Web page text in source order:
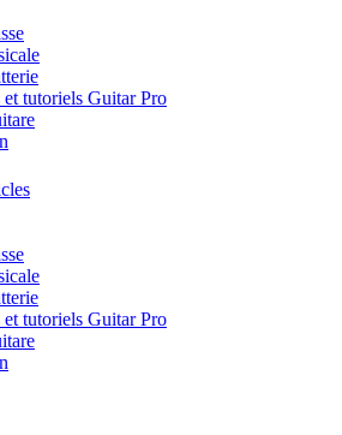
et tutoriels Guitar Pro
et tutoriels Guitar Pro